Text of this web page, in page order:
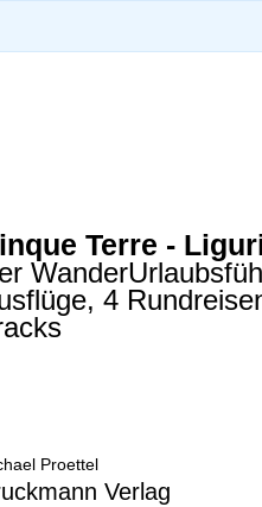
Terre -
4
Proettel
Verlag